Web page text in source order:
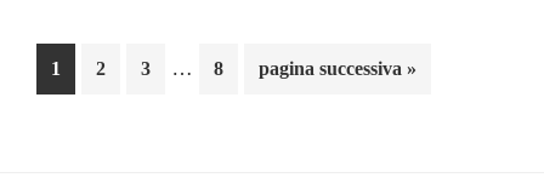
Pagina
1 Pagina
2 Pagina
3
Pagine
… Pagina
8
Vai
pagina successiva »